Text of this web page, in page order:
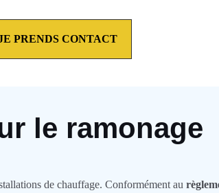
PRENDS CONTACT
le ramonage
de chauffage. Conformément au